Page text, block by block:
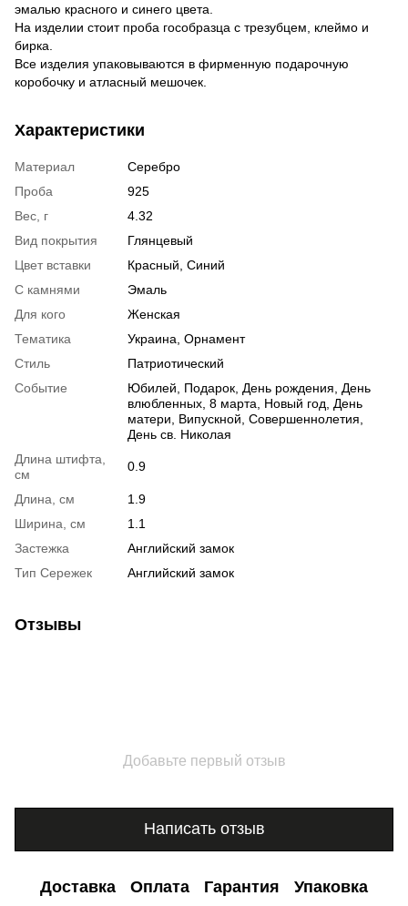
эмалью красного и синего цвета.
На изделии стоит проба гособразца с трезубцем, клеймо и
бирка.
Все изделия упаковываются в фирменную подарочную
коробочку и атласный мешочек.
Характеристики
Материал
Серебро
Проба
925
Вес, г
4.32
Вид покрытия
Глянцевый
Цвет вставки
Красный, Синий
С камнями
Эмаль
Для кого
Женская
Тематика
Украина, Орнамент
Стиль
Патриотический
Событие
Юбилей, Подарок, День рождения, День
влюбленных, 8 марта, Новый год, День
матери, Випускной, Совершеннолетия,
День св. Николая
Длина штифта,
см
0.9
Длина, см
1.9
Ширина, см
1.1
Застежка
Английский замок
Тип Сережек
Английский замок
Отзывы
Добавьте первый отзыв
Написать отзыв
Доставка Оплата Гарантия Упаковка